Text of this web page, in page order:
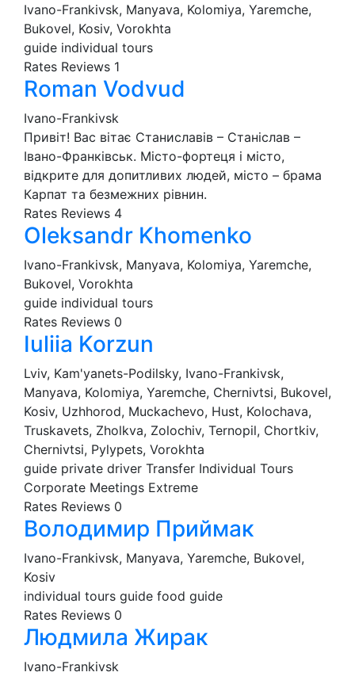
Ivano-Frankivsk, Manyava, Kolomiya, Yaremche,
Bukovel, Kosiv, Vorokhta
guide individual tours
Rates Reviews 1
Roman Vodvud
Ivano-Frankivsk
Привіт! Вас вітає Станиславів – Станіслав –
Івано-Франківськ. Місто-фортеця і місто,
відкрите для допитливих людей, місто – брама
Карпат та безмежних рівнин.
Rates Reviews 4
Oleksandr Khomenko
Ivano-Frankivsk, Manyava, Kolomiya, Yaremche,
Bukovel, Vorokhta
guide individual tours
Rates Reviews 0
Iuliia Korzun
Lviv, Kam'yanets-Podilsky, Ivano-Frankivsk,
Manyava, Kolomiya, Yaremche, Chernivtsi, Bukovel,
Kosiv, Uzhhorod, Muckachevo, Hust, Kolochava,
Truskavets, Zholkva, Zolochiv, Ternopil, Chortkiv,
Chernivtsi, Pylypets, Vorokhta
guide private driver Transfer Individual Tours
Corporate Meetings Extreme
Rates Reviews 0
Володимир Приймак
Ivano-Frankivsk, Manyava, Yaremche, Bukovel,
Kosiv
individual tours guide food guide
Rates Reviews 0
Людмила Жирак
Ivano-Frankivsk